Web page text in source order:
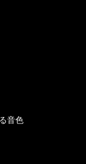
音色